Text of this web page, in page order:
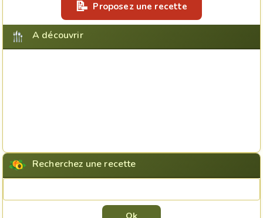
Proposez une recette
A découvrir
Recherchez une recette